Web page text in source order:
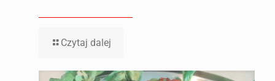
Czytaj dalej